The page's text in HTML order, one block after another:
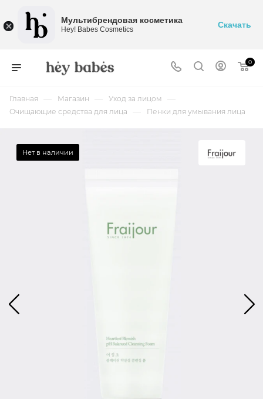
0
Главная — Магазин — Уход за лицом —
Очищающие средства для лица — Пенки для умывания лица
Нет в наличии
Мультибрендовая косметика
Hey! Babes Cosmetics Скачать